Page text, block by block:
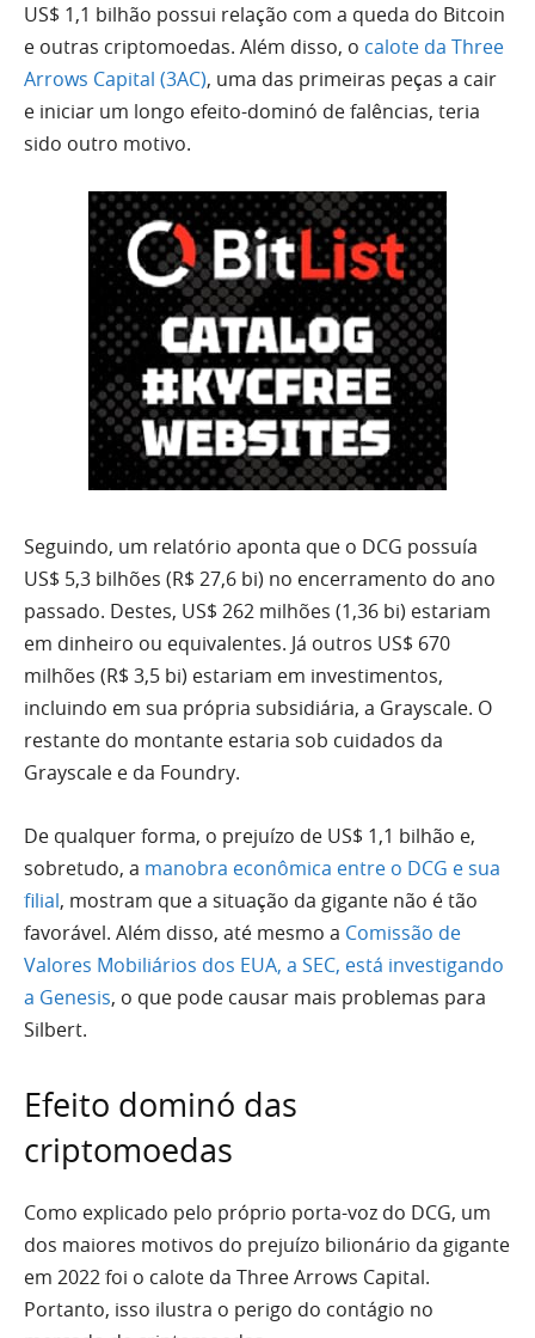
US$ 1,1 bilhão possui relação com a queda do Bitcoin
e outras criptomoedas. Além disso, o calote da Three
Arrows Capital (3AC), uma das primeiras peças a cair
e iniciar um longo efeito-dominó de falências, teria
sido outro motivo.
Seguindo, um relatório aponta que o DCG possuía
US$ 5,3 bilhões (R$ 27,6 bi) no encerramento do ano
passado. Destes, US$ 262 milhões (1,36 bi) estariam
em dinheiro ou equivalentes. Já outros US$ 670
milhões (R$ 3,5 bi) estariam em investimentos,
incluindo em sua própria subsidiária, a Grayscale. O
restante do montante estaria sob cuidados da
Grayscale e da Foundry.
De qualquer forma, o prejuízo de US$ 1,1 bilhão e,
sobretudo, a manobra econômica entre o DCG e sua
filial, mostram que a situação da gigante não é tão
favorável. Além disso, até mesmo a Comissão de
Valores Mobiliários dos EUA, a SEC, está investigando
a Genesis, o que pode causar mais problemas para
Silbert.
Efeito dominó das
criptomoedas
Como explicado pelo próprio porta-voz do DCG, um
dos maiores motivos do prejuízo bilionário da gigante
em 2022 foi o calote da Three Arrows Capital.
Portanto, isso ilustra o perigo do contágio no